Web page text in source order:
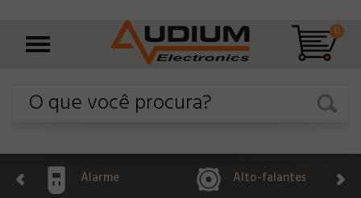
0
Alarme Alto-falantes